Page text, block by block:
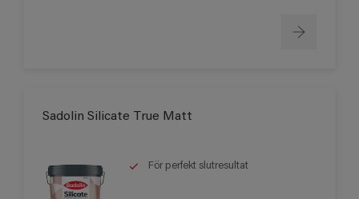
Sadolin Silicate True Matt
För perfekt slutresultat